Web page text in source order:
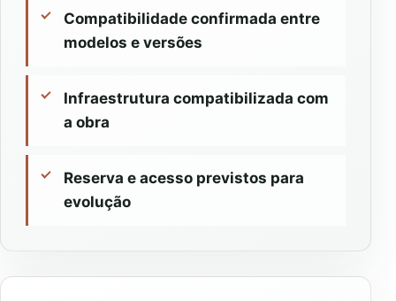
Compatibilidade confirmada entre
modelos e versões
Infraestrutura compatibilizada com
a obra
Reserva e acesso previstos para
evolução